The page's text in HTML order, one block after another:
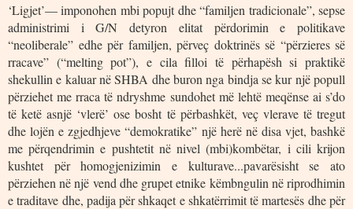
‘Ligjet’— imponohen mbi popujt dhe “familjen tradicionale”, sepse
administrimi i G/N detyron elitat përdorimin e politikave
“neoliberale” edhe për familjen, përveç doktrinës së “përzieres së
rracave” (“melting pot”), e cila filloi të përhapësh si praktikë
shekullin e kaluar në SHBA dhe buron nga bindja se kur një popull
përziehet me rraca të ndryshme sundohet më lehtë meqënse ai s’do
të ketë asnjë ‘vlerë’ ose bosht të përbashkët, veç vlerave të tregut
dhe lojën e zgjedhjeve “demokratike” një herë në disa vjet, bashkë
me përqendrimin e pushtetit në nivel (mbi)kombëtar, i cili krijon
kushtet për homogjenizimin e kulturave...pavarësisht se ato
përziehen në një vend dhe grupet etnike këmbngulin në riprodhimin
e traditave dhe, padija për shkaqet e shkatërrimit të martesës dhe për